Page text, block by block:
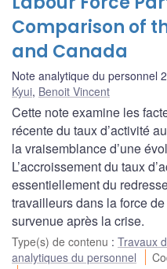
Comparison of
and Canada
Note analytique du personnel
Kyui, Benoit Vincent
Cette note examine les
récente du taux d’activité
la vraisemblance d’une
L’accroissement du taux
essentiellement du
travailleurs dans la force
survenue après la crise.
Type(s) de contenu : Travaux
analytiques du personnel